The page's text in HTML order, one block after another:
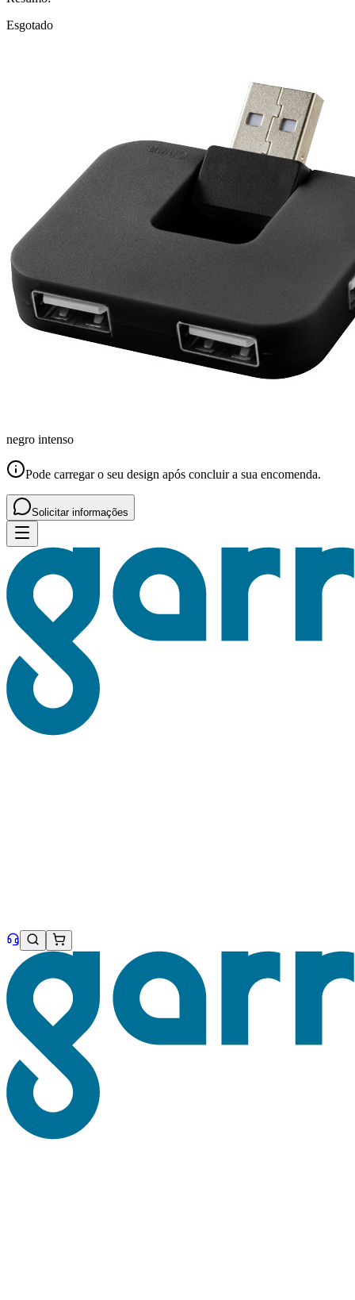
Esgotado
negro intenso
Pode carregar o seu design após concluir a sua encomenda.
Solicitar informações